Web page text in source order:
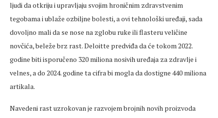
ljudi da otkriju i upravljaju svojim hroničnim zdravstvenim
tegobama i ublaže ozbiljne bolesti, a ovi tehnološki uređaji, sada
dovoljno mali da se nose na zglobu ruke ili flasteru veličine
novčića, beleže brz rast. Deloitte predviđa da će tokom 2022.
godine biti isporučeno 320 miliona nosivih uređaja za zdravlje i
velnes, a do 2024. godine ta cifra bi mogla da dostigne 440 miliona
artikala.
Navedeni rast uzrokovan je razvojem brojnih novih proizvoda